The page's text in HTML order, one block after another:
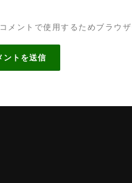
メントで使用するためブラウ